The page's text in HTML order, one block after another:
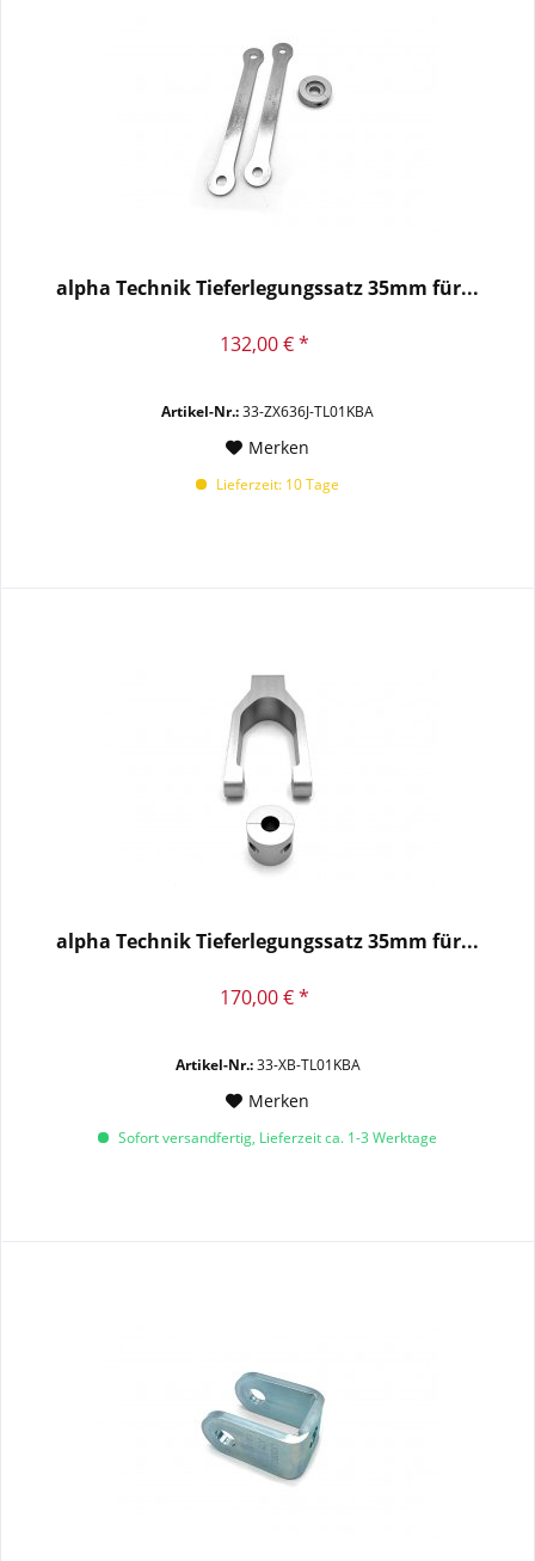
alpha Technik Tieferlegungssatz 35mm für...
132,00 € *
Artikel-Nr.:33-ZX636J-TL01KBA
Merken
Lieferzeit: 10 Tage
alpha Technik Tieferlegungssatz 35mm für...
170,00 € *
Artikel-Nr.:33-XB-TL01KBA
Merken
Sofort versandfertig, Lieferzeit ca. 1-3 Werktage